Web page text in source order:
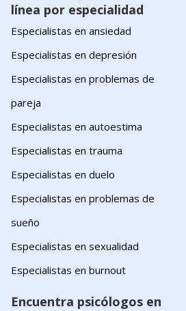
línea por especialidad
Especialistas en ansiedad
Especialistas en depresión
Especialistas en problemas de
pareja
Especialistas en autoestima
Especialistas en trauma
Especialistas en duelo
Especialistas en problemas de
sueño
Especialistas en sexualidad
Especialistas en burnout
Encuentra psicólogos en